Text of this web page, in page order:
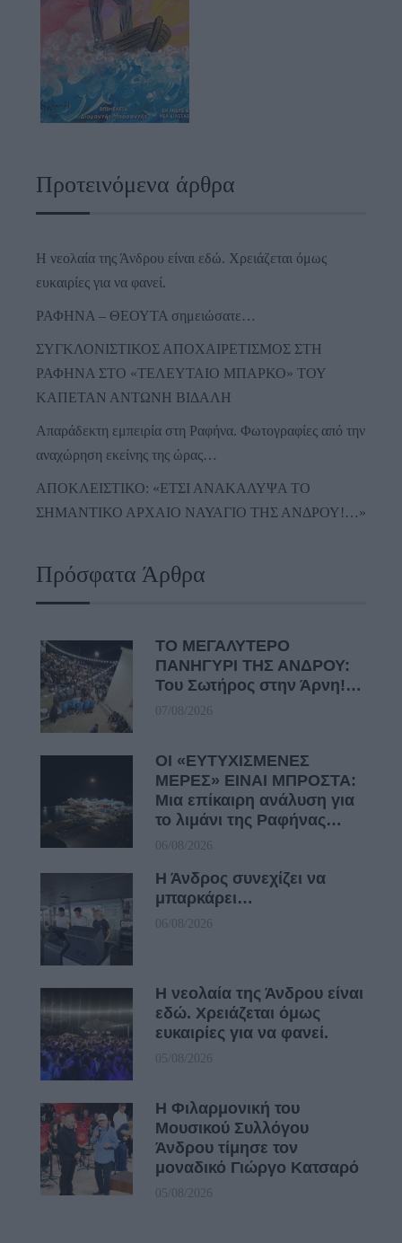
Προτεινόμενα άρθρα
Η νεολαία της Άνδρου είναι εδώ. Χρειάζεται όμως
ευκαιρίες για να φανεί.
ΡΑΦΗΝΑ – ΘΕΟΥΤΑ σημειώσατε…
ΣΥΓΚΛΟΝΙΣΤΙΚΟΣ ΑΠΟΧΑΙΡΕΤΙΣΜΟΣ ΣΤΗ
ΡΑΦΗΝΑ ΣΤΟ «ΤΕΛΕΥΤΑΙΟ ΜΠΑΡΚΟ» ΤΟΥ
ΚΑΠΕΤΑΝ ΑΝΤΩΝΗ ΒΙΔΑΛΗ
Απαράδεκτη εμπειρία στη Ραφήνα. Φωτογραφίες από την
αναχώρηση εκείνης της ώρας…
ΑΠΟΚΛΕΙΣΤΙΚΟ: «ΕΤΣΙ ΑΝΑΚΑΛΥΨΑ ΤΟ
ΣΗΜΑΝΤΙΚΟ ΑΡΧΑΙΟ ΝΑΥΑΓΙΟ ΤΗΣ ΑΝΔΡΟΥ!…»
Πρόσφατα Άρθρα
ΤΟ ΜΕΓΑΛΥΤΕΡΟ
ΠΑΝΗΓΥΡΙ ΤΗΣ ΑΝΔΡΟΥ:
Του Σωτήρος στην Άρνη!…
07/08/2026
ΟΙ «ΕΥΤΥΧΙΣΜΕΝΕΣ
ΜΕΡΕΣ» ΕΙΝΑΙ ΜΠΡΟΣΤΑ:
Μια επίκαιρη ανάλυση για
το λιμάνι της Ραφήνας…
06/08/2026
Η Άνδρος συνεχίζει να
μπαρκάρει…
06/08/2026
Η νεολαία της Άνδρου είναι
εδώ. Χρειάζεται όμως
ευκαιρίες για να φανεί.
05/08/2026
Η Φιλαρμονική του
Μουσικού Συλλόγου
Άνδρου τίμησε τον
μοναδικό Γιώργο Κατσαρό
05/08/2026